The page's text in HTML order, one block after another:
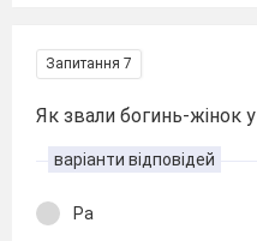
Запитання 7
Як звали богинь-жінок у
варіанти відповідей
Ра